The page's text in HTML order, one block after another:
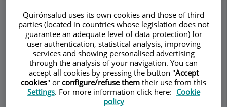
Consultori
Id
Instituto de
Fotomedicina
FOTOMEDICINA
Quirónsalud uses its own cookies and those of third
parties (located in countries whose legislation does not
guarantee an adequate level of data protection) for
user authentication, statistical analysis, improving
services and showing personalised advertising
through the analysis of your navigation. You can
accept all cookies by pressing the button "Accept
cookies" or configure/refuse them their use from this
Settings. For more information click here: Cookie
policy